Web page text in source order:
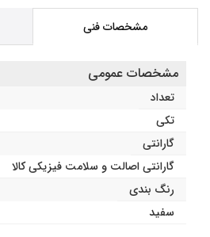
مشخصات فنی
مشخصات عمومی
تعداد
تکی
گارانتی
گارانتی اصالت و سلامت فیزیکی کالا
رنگ بندی
سفید